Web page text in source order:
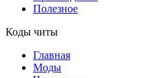
Полезное
Коды читы
Главная
Моды